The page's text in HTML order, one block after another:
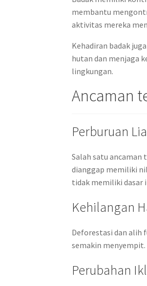
membantu
aktivitas mereka
Kehadiran badak
hutan dan menjaga
lingkungan.
Ancaman
Perburuan
Salah satu ancaman
dianggap memiliki
tidak memiliki dasar
Kehilangan
Deforestasi dan alih
semakin
Perubahan